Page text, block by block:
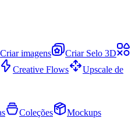
Criar imagens
Criar Selo 3D
Creative Flows
Upscale de
Coleções Mockups